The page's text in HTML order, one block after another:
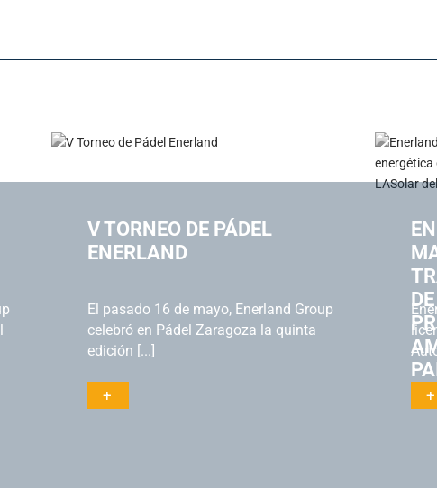
V TORNEO DE PÁDEL
ENERLAND
El pasado 16 de mayo, Enerland Group
celebró en Pádel Zaragoza la quinta
edición [...]
+ +